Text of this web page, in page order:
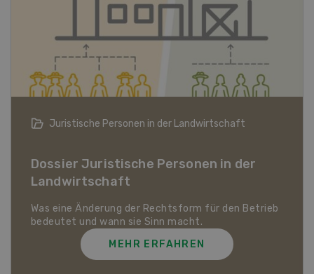
Bio-Artikel
Dossier Bio-Artikel
MEHR ERFAHREN